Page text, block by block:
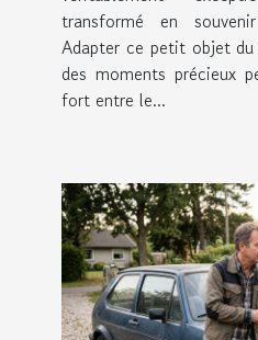
transformé en
Adapter ce petit objet
des moments précieux
fort entre le...